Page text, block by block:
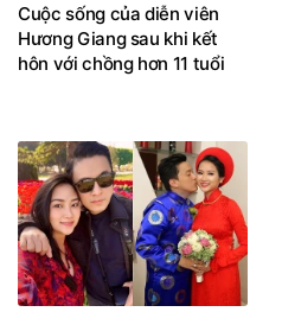
Cuộc sống của diễn viên
Hương Giang sau khi kết
hôn với chồng hơn 11 tuổi